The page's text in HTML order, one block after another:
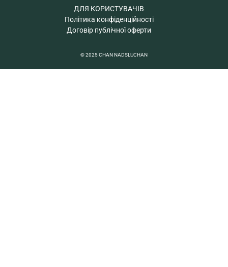
ДЛЯ КОРИСТУВАЧІВ
Політика конфіденційності
Договір публічної оферти
© 2025 CHAN NADSLUCHAN